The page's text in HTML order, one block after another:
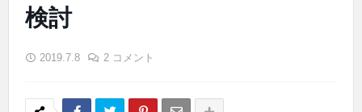
検討
2019.7.8 2 コメント